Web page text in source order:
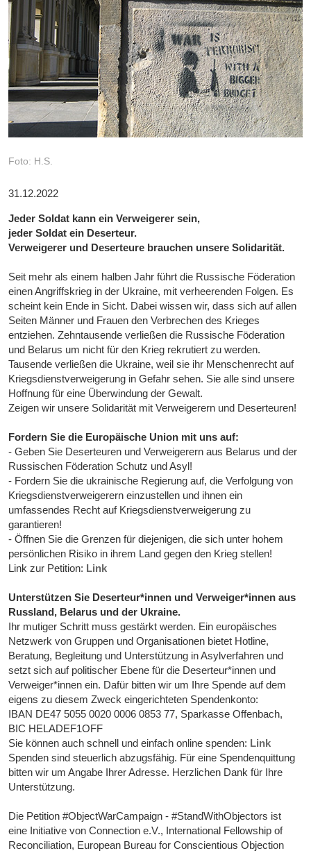
Foto: H.S.
31.12.2022
Jeder Soldat kann ein Verweigerer sein,
jeder Soldat ein Deserteur.
Verweigerer und Deserteure brauchen unsere Solidarität.
Seit mehr als einem halben Jahr führt die Russische Föderation
einen Angriffskrieg in der Ukraine, mit verheerenden Folgen. Es
scheint kein Ende in Sicht. Dabei wissen wir, dass sich auf allen
Seiten Männer und Frauen den Verbrechen des Krieges
entziehen. Zehntausende verließen die Russische Föderation
und Belarus um nicht für den Krieg rekrutiert zu werden.
Tausende verließen die Ukraine, weil sie ihr Menschenrecht auf
Kriegsdienstverweigerung in Gefahr sehen. Sie alle sind unsere
Hoffnung für eine Überwindung der Gewalt.
Zeigen wir unsere Solidarität mit Verweigerern und Deserteuren!
Fordern Sie die Europäische Union mit uns auf:
- Geben Sie Deserteuren und Verweigerern aus Belarus und der
Russischen Föderation Schutz und Asyl!
- Fordern Sie die ukrainische Regierung auf, die Verfolgung von
Kriegsdienstverweigerern einzustellen und ihnen ein
umfassendes Recht auf Kriegsdienstverweigerung zu
garantieren!
- Öffnen Sie die Grenzen für diejenigen, die sich unter hohem
persönlichen Risiko in ihrem Land gegen den Krieg stellen!
Link zur Petition: Link
Unterstützen Sie Deserteur*innen und Verweiger*innen aus
Russland, Belarus und der Ukraine.
Ihr mutiger Schritt muss gestärkt werden. Ein europäisches
Netzwerk von Gruppen und Organisationen bietet Hotline,
Beratung, Begleitung und Unterstützung in Asylverfahren und
setzt sich auf politischer Ebene für die Deserteur*innen und
Verweiger*innen ein. Dafür bitten wir um Ihre Spende auf dem
eigens zu diesem Zweck eingerichteten Spendenkonto:
IBAN DE47 5055 0020 0006 0853 77, Sparkasse Offenbach,
BIC HELADEF1OFF
Sie können auch schnell und einfach online spenden: Link
Spenden sind steuerlich abzugsfähig. Für eine Spendenquittung
bitten wir um Angabe Ihrer Adresse. Herzlichen Dank für Ihre
Unterstützung.
Die Petition #ObjectWarCampaign - #StandWithObjectors ist
eine Initiative von Connection e.V., International Fellowship of
Reconciliation, European Bureau for Conscientious Objection